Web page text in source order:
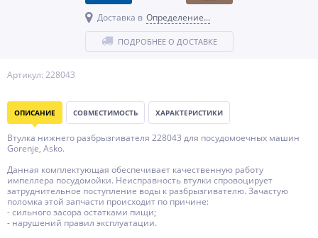
Артикул: 228043
Доставка в Определение...
ПОДРОБНЕЕ О ДОСТАВКЕ
ОПИСАНИЕ СОВМЕСТИМОСТЬ ХАРАКТЕРИСТИКИ
Втулка нижнего разбрызгивателя 228043 для посудомоечных машин
Gorenje, Asko.
Данная комплектующая обеспечивает качественную работу
импеллера посудомойки. Неисправность втулки спровоцирует
затруднительное поступление воды к разбрызгивателю. Зачастую
поломка этой запчасти происходит по причине:
- сильного засора остатками пищи;
- нарушений правил эксплуатации.